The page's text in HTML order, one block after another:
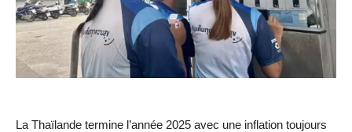
La Thaïlande termine l’année 2025 avec une inflation toujours